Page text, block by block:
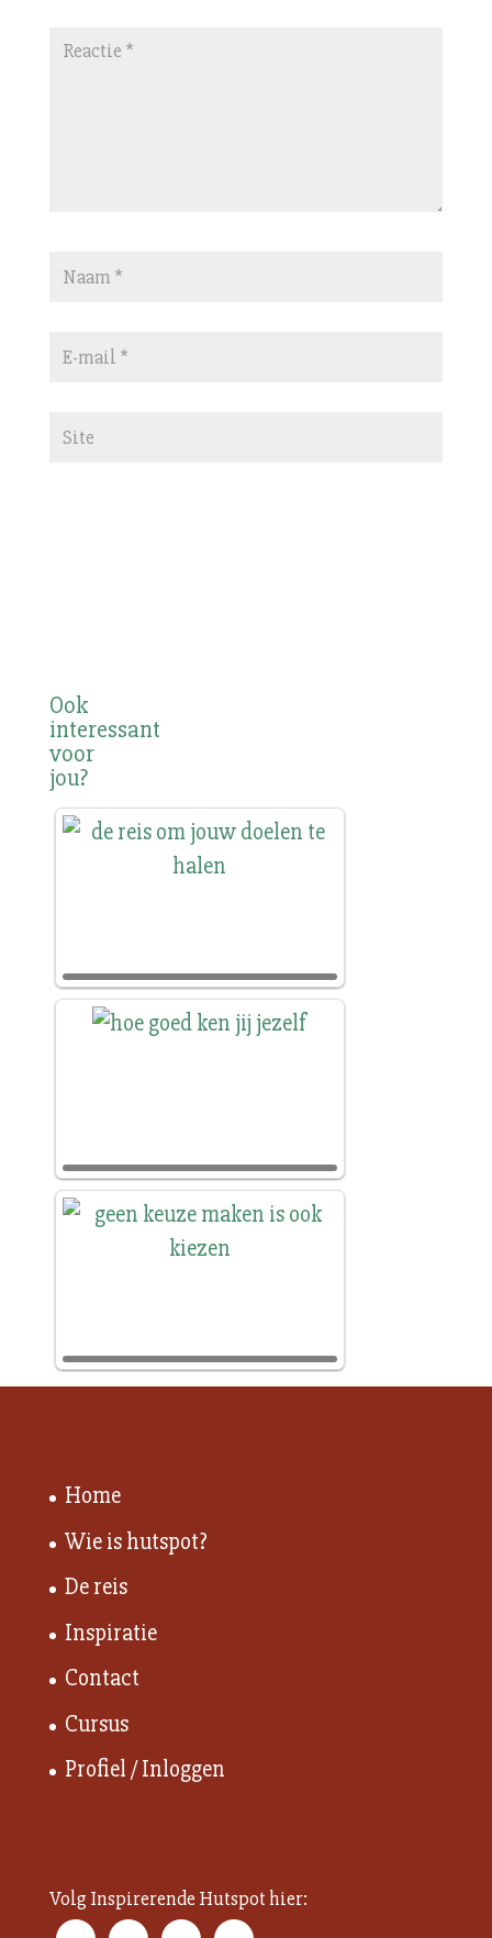
Ook
interessant
voor
jou?
Home
Wie is hutspot?
De reis
Inspiratie
Contact
Cursus
Profiel / Inloggen
Volg Inspirerende Hutspot hier: